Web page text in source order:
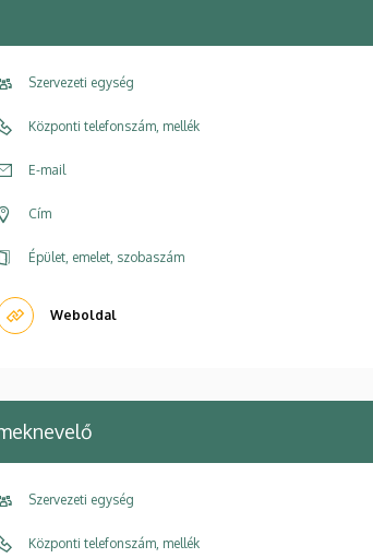
Szervezeti egység
Központi telefonszám, mellék
E-mail
Cím
Épület, emelet, szobaszám
Weboldal
Szervezeti egység
Központi telefonszám, mellék